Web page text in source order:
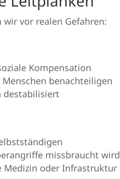
vor realen Gefahren:
Kompensation
benachteiligen
destabilisiert
missbraucht wird
Medizin oder Infrastruktur